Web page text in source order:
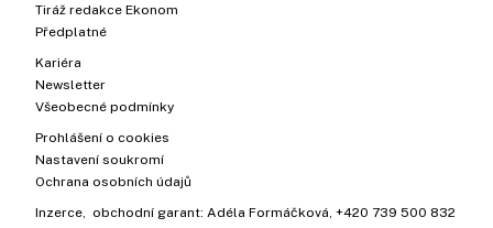
Tiráž redakce Ekonom
Předplatné
Kariéra
Newsletter
Všeobecné podmínky
Prohlášení o cookies
Nastavení soukromí
Ochrana osobních údajů
Inzerce , obchodní garant: Adéla Formáčková +420 739 500 832